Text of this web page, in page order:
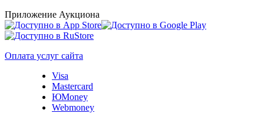
Приложение Аукциона
Оплата услуг сайта
Visa
Mastercard
ЮMoney
Webmoney